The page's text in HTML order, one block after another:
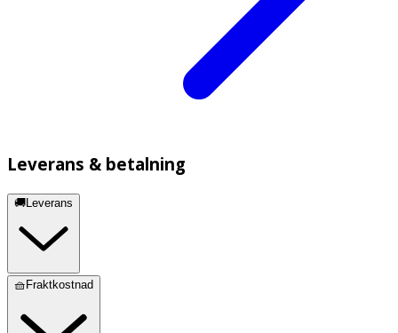
Leverans & betalning
🚚Leverans
🧺Fraktkostnad